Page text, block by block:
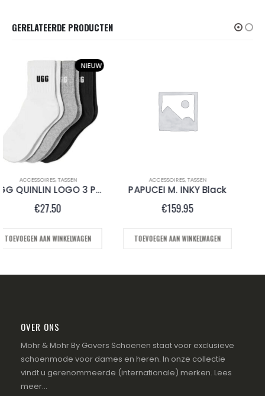
GERELATEERDE PRODUCTEN
ACCESSOIRES,
PAPUCEI M. INKY Black
€159.95
TOEVOEGEN AAN WINKELWAGEN
ACCESSOIRES,RIEMEN
NAPOLI RIEM Taupe
€49.95
OPTIES SELECTEREN
OVER ONS
Mohr & Mohr By Govers Schoenen staat voor exclusieve
schoenmode voor dames en heren. In onze collectie
vindt u gerenommeerde (internationale) merken. Lees
meer...